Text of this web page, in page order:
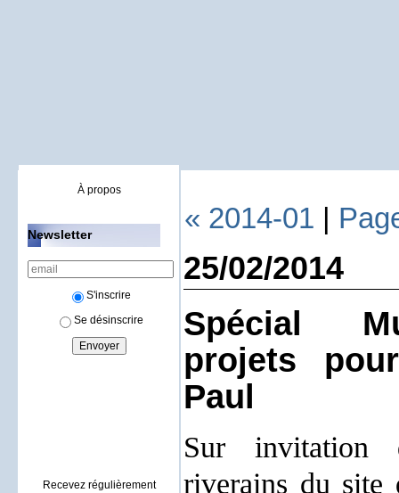
À propos
Newsletter
S'inscrire
Se désinscrire
Recevez régulièrement
« 2014-01 |
25/02/2014
Spécial
projets
Paul
Sur invitation
riverains du site